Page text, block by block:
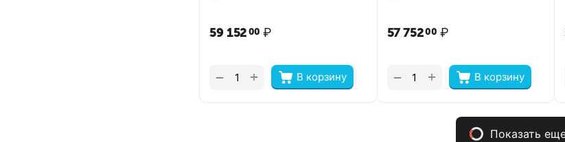
59 15200 ₽
В корзину
+
−
57 75200 ₽
В корзину
+
−
Показать